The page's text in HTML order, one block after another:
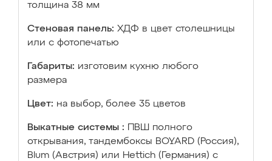
толщина 38 мм
Стеновая панель: ХДФ в цвет столешницы
или с фотопечатью
Габариты: изготовим кухню любого
размера
Цвет: на выбор, более 35 цветов
Выкатные системы :
ПВШ полного
открывания, тандембоксы BOYARD (Россия),
Blum (Австрия) или Hettich (Германия) с